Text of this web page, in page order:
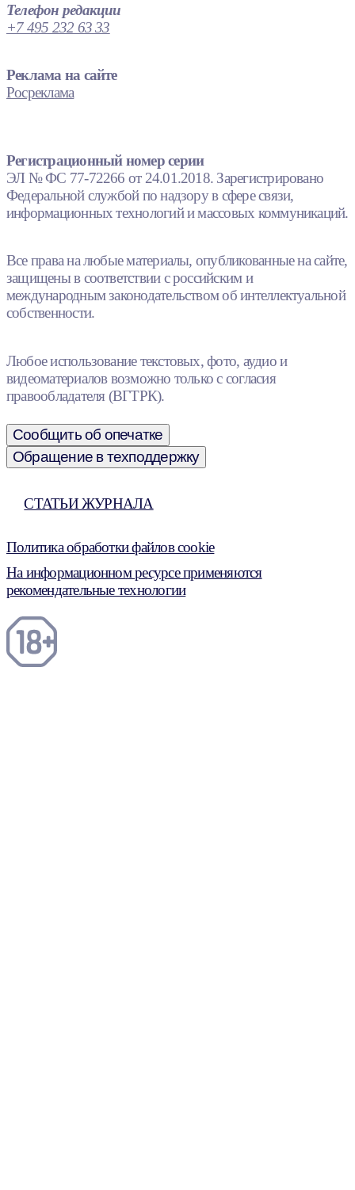
Телефон редакции
+7 495 232 63 33
Реклама на сайте
Росреклама
Регистрационный номер серии
ЭЛ № ФС 77-72266 от 24.01.2018. Зарегистрировано
Федеральной службой по надзору в сфере связи,
информационных технологий и массовых коммуникаций.
Все права на любые материалы, опубликованные на сайте,
защищены в соответствии с российским и
международным законодательством об интеллектуальной
собственности.
Любое использование текстовых, фото, аудио и
видеоматериалов возможно только с согласия
правообладателя (ВГТРК).
Сообщить об опечатке
Обращение в техподдержку
СТАТЬИ ЖУРНАЛА
Политика обработки файлов cookie
На информационном ресурсе применяются
рекомендательные технологии